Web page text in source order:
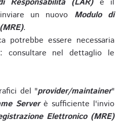
un nuovo Modulo di
.
potrebbe essere necessaria
consultare nel dettaglio le
del "provider/maintainer"
Serverè sufficiente l'invio
Elettronico (MRE)